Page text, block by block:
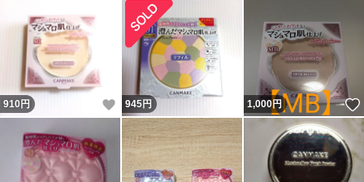
910 円 いいね！
945円 1,000円